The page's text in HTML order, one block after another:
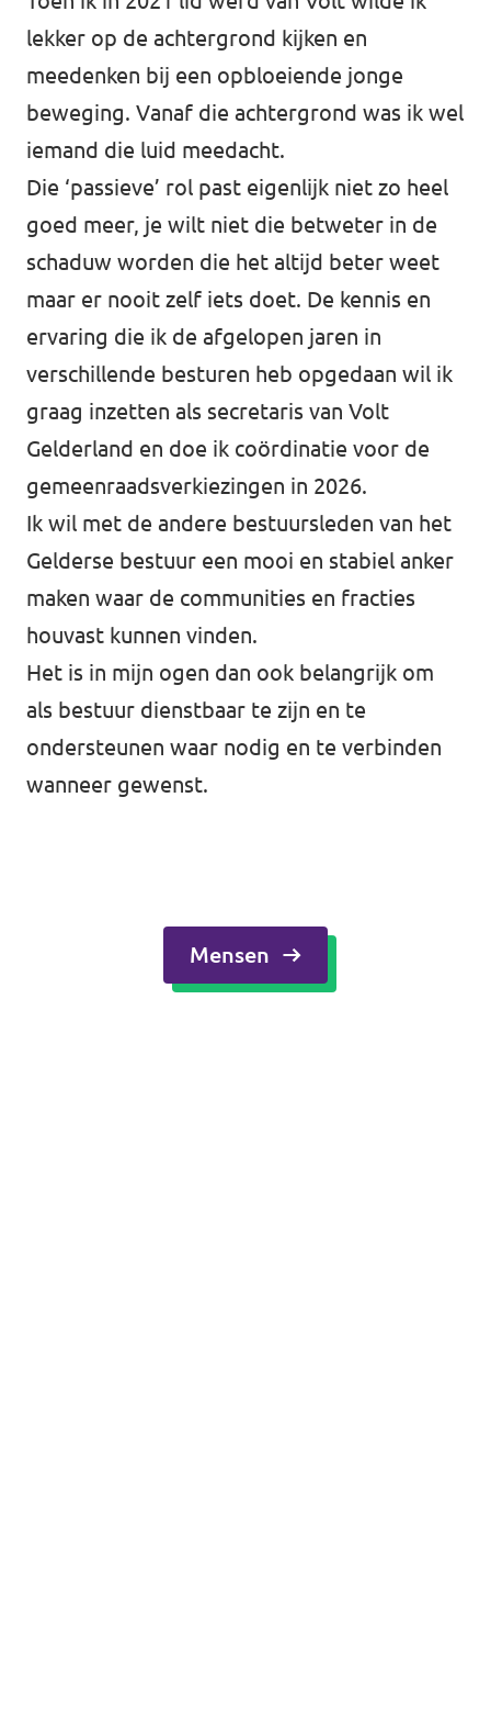
lekker op de achtergrond kijken en
meedenken bij een opbloeiende jonge
beweging. Vanaf die achtergrond was ik wel
iemand die luid meedacht.
Die ‘passieve’ rol past eigenlijk niet zo heel
goed meer, je wilt niet die betweter in de
schaduw worden die het altijd beter weet
maar er nooit zelf iets doet. De kennis en
ervaring die ik de afgelopen jaren in
verschillende besturen heb opgedaan wil ik
graag inzetten als secretaris van Volt
Gelderland en doe ik coördinatie voor de
gemeenraadsverkiezingen in 2026.
Ik wil met de andere bestuursleden van het
Gelderse bestuur een mooi en stabiel anker
maken waar de communities en fracties
houvast kunnen vinden.
Het is in mijn ogen dan ook belangrijk om
als bestuur dienstbaar te zijn en te
ondersteunen waar nodig en te verbinden
wanneer gewenst.
Mensen